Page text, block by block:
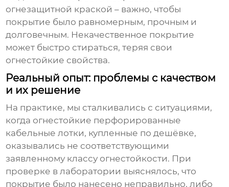
огнезащитной краской – важно, чтобы
покрытие было равномерным, прочным и
долговечным. Некачественное покрытие
может быстро стираться, теряя свои
огнестойкие свойства.
Реальный опыт: проблемы с качеством
и их решение
На практике, мы сталкивались с ситуациями,
когда огнестойкие перфорированные
кабельные лотки, купленные по дешёвке,
оказывались не соответствующими
заявленному классу огнестойкости. При
проверке в лаборатории выяснялось, что
покрытие было нанесено неправильно, либо